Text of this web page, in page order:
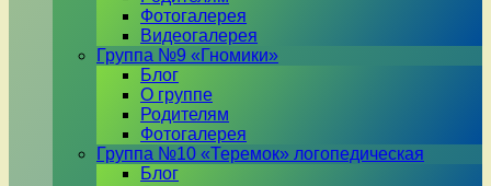
Фотогалерея
Видеогалерея
Группа №9 «Гномики»
Блог
О группе
Родителям
Фотогалерея
Группа №10 «Теремок» логопедическая
Блог